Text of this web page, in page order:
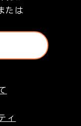
たは
ィ